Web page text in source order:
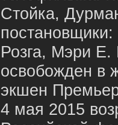
Стойка,
Розга, Мэри
освобожден в
экшен
4 мая 2015